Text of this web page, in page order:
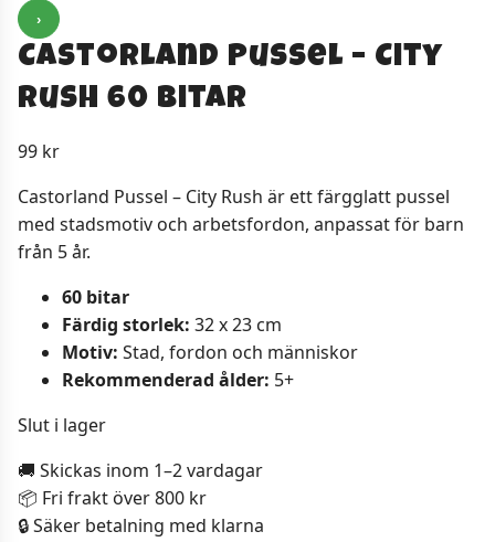
›
Castorland Pussel – City
Rush 60 Bitar
99 kr
Castorland Pussel – City Rush är ett färgglatt pussel
med stadsmotiv och arbetsfordon, anpassat för barn
från 5 år.
60 bitar
Färdig storlek: 32 x 23 cm
Motiv: Stad, fordon och människor
Rekommenderad ålder: 5+
Slut i lager
🚚 Skickas inom 1–2 vardagar
📦 Fri frakt över 800 kr
🔒 Säker betalning med klarna